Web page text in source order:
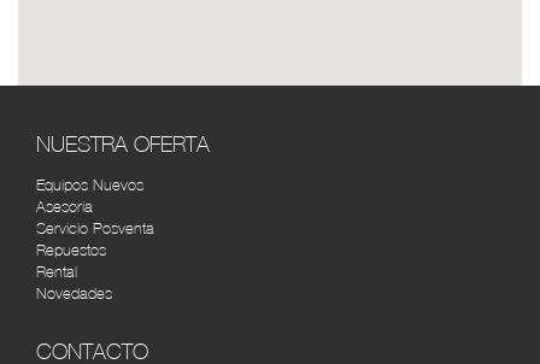
(REPUESTOS) BOGOTÁ
AUTOMERCANTIL DEL CARIBE
BARRANQUILLA
(5) 3490534
CÚCUTA MOTORS
NUESTRA OFERTA
Equipos Nuevos
Asesoría
Servicio Posventa
Repuestos
Rental
Novedades
CONTACTO